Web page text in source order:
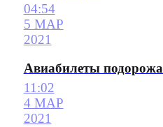
04:54
5 МАР
2021
Авиабилеты
11:02
4 МАР
2021